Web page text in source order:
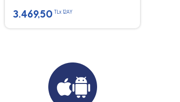
3.469,50 TLx 12AY